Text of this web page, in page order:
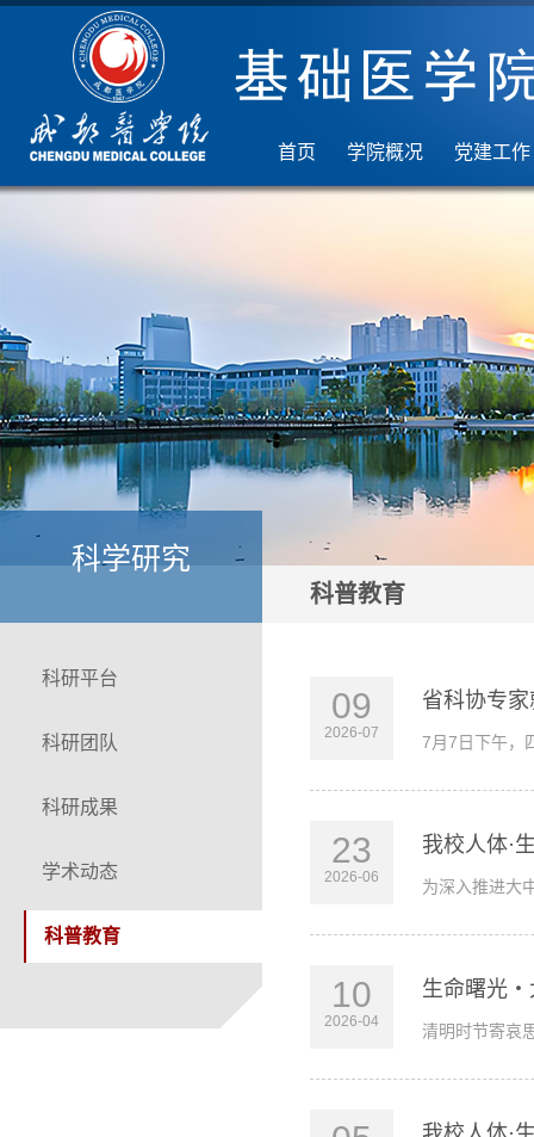
首页 学院概况 党建工作
科学研究
科普教育
科研平台
科研团队
科研成果
学术动态
科普教育
09
2026-07
省科协专
7月7日下午，
23
2026-06
我校人体·
为深入推进大
10
2026-04
生命曙光
清明时节寄哀